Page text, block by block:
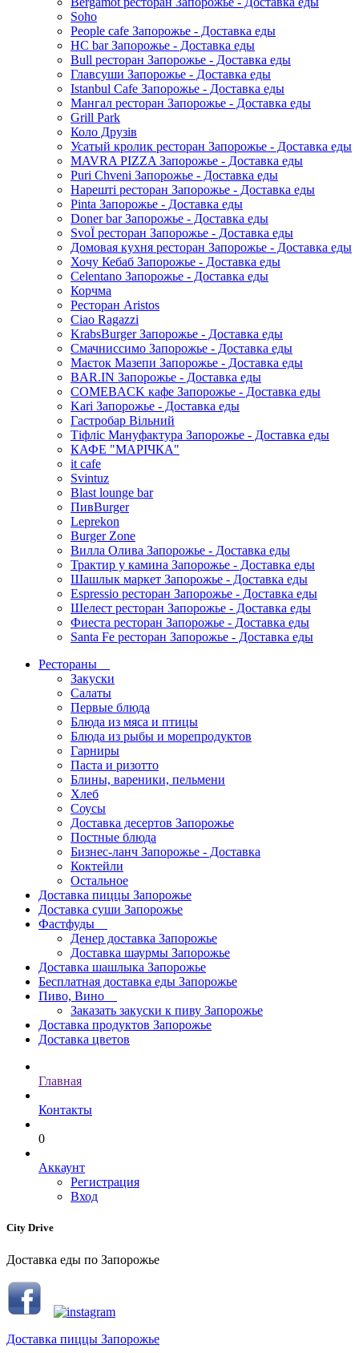
Soho
People cafe Запорожье - Доставка еды
HC bar Запорожье - Доставка еды
Bull ресторан Запорожье - Доставка еды
Главсуши Запорожье - Доставка еды
Istanbul Cafe Запорожье - Доставка еды
Мангал ресторан Запорожье - Доставка еды
Grill Park
Коло Друзів
Усатый кролик ресторан Запорожье - Доставка еды
MAVRA PIZZA Запорожье - Доставка еды
Puri Chveni Запорожье - Доставка еды
Нарешті ресторан Запорожье - Доставка еды
Pinta Запорожье - Доставка еды
Doner bar Запорожье - Доставка еды
SvoЇ ресторан Запорожье - Доставка еды
Домовая кухня ресторан Запорожье - Доставка еды
Хочу Кебаб Запорожье - Доставка еды
Celentano Запорожье - Доставка еды
Корчма
Ресторан Aristos
Ciao Ragazzi
KrabsBurger Запорожье - Доставка еды
Смачниссимо Запорожье - Доставка еды
Маєток Мазепи Запорожье - Доставка еды
BAR.IN Запорожье - Доставка еды
COMEBACK кафе Запорожье - Доставка еды
Kari Запорожье - Доставка еды
Гастробар Вільний
Тіфліс Мануфактура Запорожье - Доставка еды
КАФЕ "МАРІЧКА"
it cafe
Svintuz
Blast lounge bar
ПивBurger
Leprekon
Burger Zone
Вилла Олива Запорожье - Доставка еды
Трактир у камина Запорожье - Доставка еды
Шашлык маркет Запорожье - Доставка еды
Espressio ресторан Запорожье - Доставка еды
Шелест ресторан Запорожье - Доставка еды
Фиеста ресторан Запорожье - Доставка еды
Santa Fe ресторан Запорожье - Доставка еды
Рестораны
Закуски
Салаты
Первые блюда
Блюда из мяса и птицы
Блюда из рыбы и морепродуктов
Гарниры
Паста и ризотто
Блины, вареники, пельмени
Хлеб
Соусы
Доставка десертов Запорожье
Постные блюда
Бизнес-ланч Запорожье - Доставка
Коктейли
Остальное
Доставка пиццы Запорожье
Доставка суши Запорожье
Фастфуды
Денер доставка Запорожье
Доставка шаурмы Запорожье
Доставка шашлыка Запорожье
Бесплатная доставка еды Запорожье
Пиво, Вино
Заказать закуски к пиву Запорожье
Доставка продуктов Запорожье
Доставка цветов
Главная
Контакты
0
Аккаунт
Регистрация
Вход
City Drive
Доставка еды по Запорожье
Доставка пиццы Запорожье